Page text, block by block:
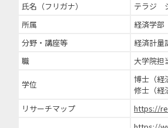
氏名（フリガナ）
テラジ
所属
経済学部
分野・講座等
経済計量
職
大学院担
学位
博士（経
修士（経
リサーチマップ
https://